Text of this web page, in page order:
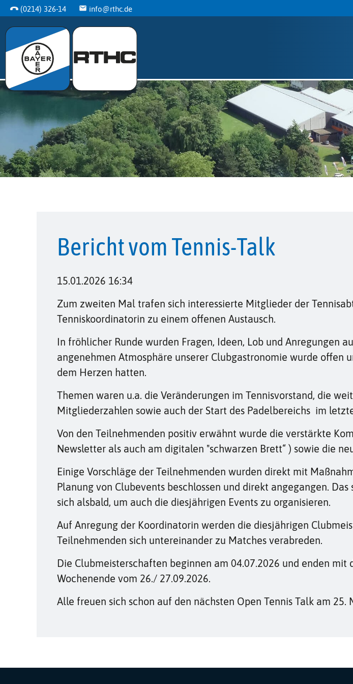
(0214) 326-14 info@rthc.de
Bericht vom Tennis-Talk
15.01.2026 16:34
Zum zweiten Mal trafen sich interessierte Mitglieder der
Tenniskoordinatorin zu einem offenen Austausch.
In fröhlicher Runde wurden Fragen, Ideen, Lob und Anregungen
angenehmen Atmosphäre unserer Clubgastronomie wurde offen
dem Herzen hatten.
Themen waren u.a. die Veränderungen im Tennisvorstand, die
Mitgliederzahlen sowie auch der Start des Padelbereichs im
Von den Teilnehmenden positiv erwähnt wurde die verstärkte
Newsletter als auch am digitalen "schwarzen Brett“ ) sowie die
Einige Vorschläge der Teilnehmenden wurden direkt mit
Planung von Clubevents beschlossen und direkt angegangen.
sich alsbald, um auch die diesjährigen Events zu organisieren.
Auf Anregung der Koordinatorin werden die diesjährigen
Teilnehmenden sich untereinander zu Matches verabreden.
Die Clubmeisterschaften beginnen am 04.07.2026 und enden
Wochenende vom 26./ 27.09.2026.
Alle freuen sich schon auf den nächsten Open Tennis Talk am 25.